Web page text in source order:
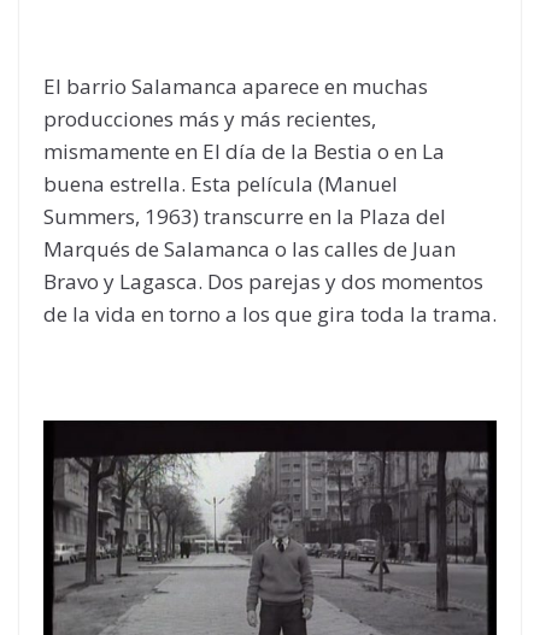
El barrio Salamanca aparece en muchas
producciones más y más recientes,
mismamente en El día de la Bestia o en La
buena estrella. Esta película (Manuel
Summers, 1963) transcurre en la Plaza del
Marqués de Salamanca o las calles de Juan
Bravo y Lagasca. Dos parejas y dos momentos
de la vida en torno a los que gira toda la trama.